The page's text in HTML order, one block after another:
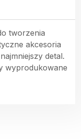
tworzenia
akcesoria
detal.
wyprodukowane